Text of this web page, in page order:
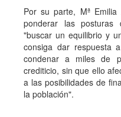
Por su parte, Mª
ponderar las
"buscar un equilibrio y
consiga dar respuesta
condenar a miles de
crediticio, sin que ello
a las posibilidades de
la población".